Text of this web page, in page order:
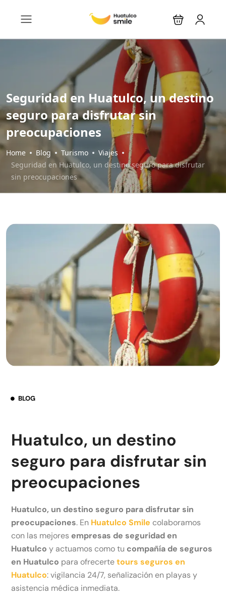
Seguridad en Huatulco, un destino
seguro para disfrutar sin
preocupaciones
Home Blog Turismo
Viajes
Seguridad en Huatulco, un destino seguro para disfrutar
sin preocupaciones
BLOG
Huatulco, un destino
seguro para disfrutar sin
preocupaciones
Huatulco, un destino seguro para disfrutar sin
preocupaciones. En Huatulco Smile colaboramos
con las mejores empresas de seguridad en
Huatulco y actuamos como tu compañía de seguros
en Huatulco para ofrecertetours seguros en
Huatulco: vigilancia 24/7, señalización en playas y
asistencia médica inmediata.